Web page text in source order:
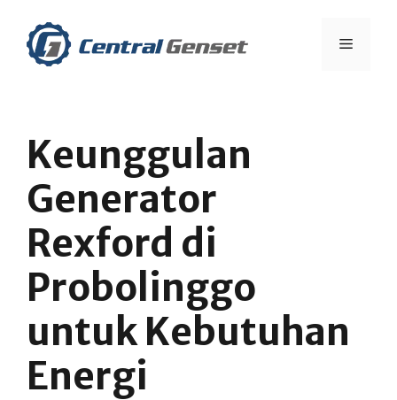
content
Menu
Keunggulan
Generator
Rexford di
Probolinggo
untuk Kebutuhan
Energi